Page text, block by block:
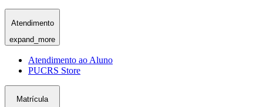
Atendimento
expand_more
Atendimento ao Aluno
PUCRS Store
Matrícula